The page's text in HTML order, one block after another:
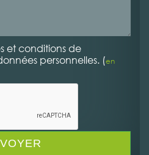
et conditions de
personnelles. (en